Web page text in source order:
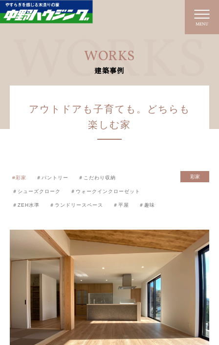
MENU
WORKS
建築事例
アウトドアも子育ても。どちらも
楽しむ家
#彩家 ＃パントリー ＃こだわり収納
＃シューズクローク ＃ウォークインクローゼット
＃ZEH水準 ＃ランドリースペース ＃平屋 ＃趣味
彩家